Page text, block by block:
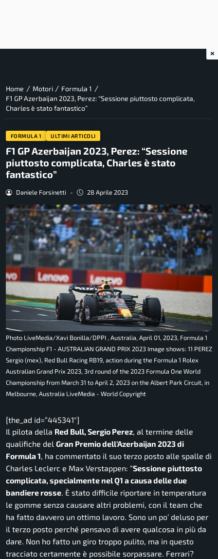
Home / Motori / Formula 1 /
F1 GP Azerbaijan 2023, Perez: “Sessione piuttosto complicata,
Charles è stato fantastico”
FORMULA 1 ULTIMI ARTICOLI
F1 GP Azerbaijan 2023, Perez: “Sessione
piuttosto complicata, Charles è stato
fantastico”
Daniele Forsinetti - 28 Aprile 2023
Photo LiveMedia/Xavi Bonilla/DPPI , Australia, April 01, 2023, Formula 1
Championship F1 - AUSTRALIAN GRAND PRIX 2023 Image shows: 11 PEREZ
Sergio (mex), Red Bull Racing RB19, action during the Formula 1 Rolex
Australian Grand Prix 2023, 3rd round of the 2023 Formula One World
Championship from March 31 to April 2, 2023 on the Albert Park Circuit, in
Melbourne, Australia LiveMedia - World Copyright
[the_ad id=”445341″]
Il pilota della Red Bull, Sergio Perez, al termine delle
qualifiche del Gran Premio dell’Azerbaijan 2023 di
Formula 1, ha commentato il suo terzo posto alle spalle di
Charles Leclerc e Max Verstappen: “Sessione piuttosto
complicata, specialmente nel Q1 a causa delle due
bandiere rosse. È stato difficile riportare in temperatura
le gomme senza causare altri problemi, con il team che
ha fatto davvero un ottimo lavoro. Sono un po’ deluso per
il terzo posto perché pensavo di avere qualcosa in più da
dare. Non ho fatto un giro troppo pulito, ma in questo
tracciato certamente è possibile sorpassare. Ferrari?
×